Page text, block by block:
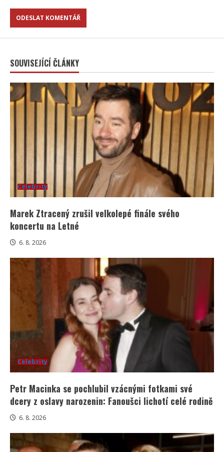
SOUVISEJÍCÍ ČLÁNKY
Celebrity
Marek Ztracený zrušil velkolepé finále svého
koncertu na Letné
6. 8. 2026
Celebrity
Petr Macinka se pochlubil vzácnými fotkami své
dcery z oslavy narozenin: Fanoušci lichotí celé rodině
6. 8. 2026